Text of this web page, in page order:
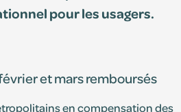
pour les usagers.
et mars remboursés
en compensation des